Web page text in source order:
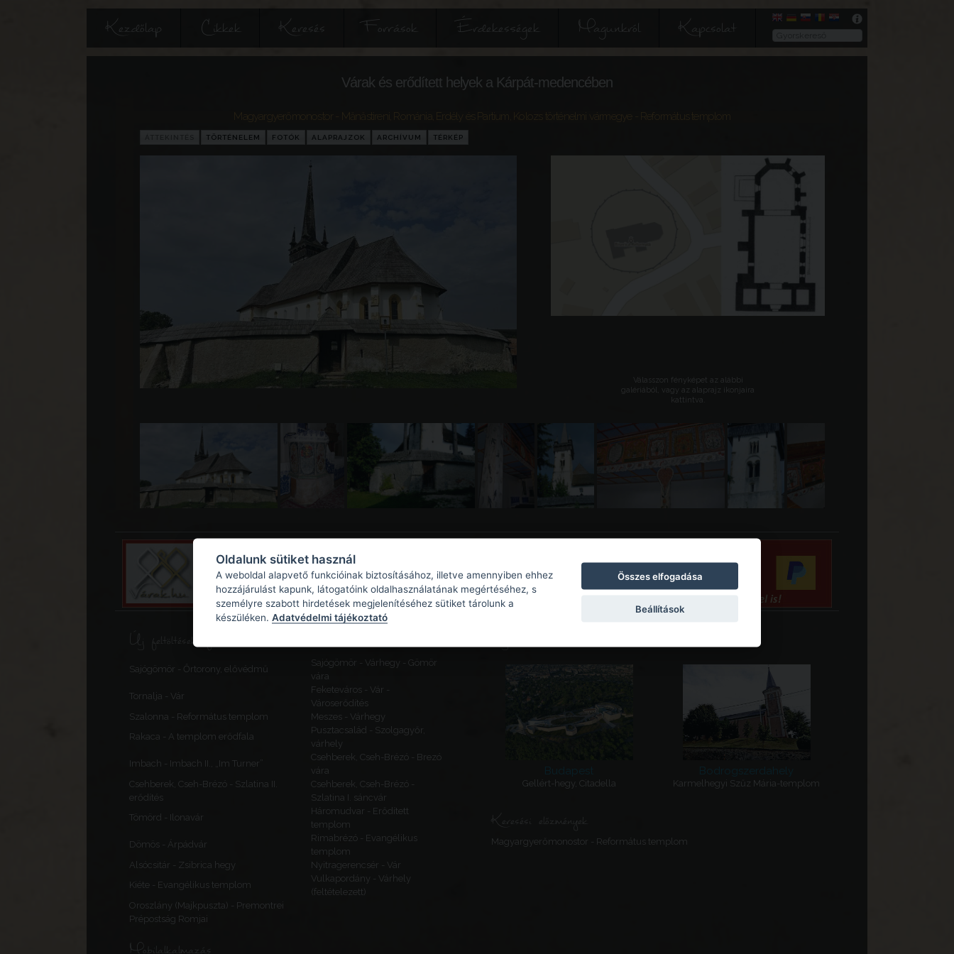
Kezdőlap Cikkek Keresés Források Érdekességek Magunkról Kapcsolat
Várak és erődített helyek a Kárpát-medencében
Magyargyerőmonostor - Mănăstireni Románia Erdély és Partium Kolozs történelmi vármegye - Református templom
TÖRTÉNELEM FOTÓK ALAPRAJZOK ARCHÍVUM TÉRKÉP
Válasszon fényképet az alábbi
galériából, vagy az alaprajz ikonjaira
kattintva.
Új feltöltések, frissítések
Sajógömör - Őrtorony, elővédmű
Sajógömör - Várhegy - Gömör
vára
Tornalja - Vár
Feketeváros - Vár -
Városerődítés
Szalonna - Református templom
Meszes - Várhegy
Rakaca - A templom erődfala
Pusztacsalád - Szolgagyőr,
várhely
Imbach - Imbach II., „Im Turner”
Csehberek, Cseh-Brézó - Brezó
vára
Csehberek, Cseh-Brézó - Szlatina II.
erődítés
Csehberek, Cseh-Brézó -
Szlatina I. sáncvár
Tömörd - Ilonavár
Háromudvar - Erődített
templom
Dömös - Árpádvár
Rimabrézó - Evangélikus
templom
Alsócsitár - Zsibrica hegy
Nyitragerencsér - Vár
Kiéte - Evangélikus templom
Vulkapordány - Várhely
(feltételezett)
Oroszlány (Majkpuszta) - Premontrei
Prépostság Romjai
Mobilalkalmazás
Budapest
Gellért-hegy, Citadella
Bodrogszerdahely
Karmelhegyi Szűz Mária-templom
Keresési előzmények
Magyargyerőmonostor - Református templom
Oldalunk sütiket használ
A weboldal alapvető funkcióinak biztosításához, illetve amennyiben ehhez
hozzájárulást kapunk, látogatóink oldalhasználatának megértéséhez, s
személyre szabott hirdetések megjelenítéséhez sütiket tárolunk a
készüléken. Adatvédelmi tájékoztató
Összes elfogadása
Beállítások